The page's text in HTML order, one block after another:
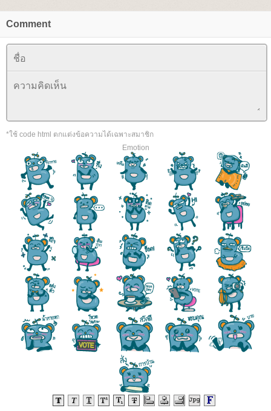
Comment
*ใช้ code html ตกแต่งข้อความได้เฉพาะสมาชิก
Emotion